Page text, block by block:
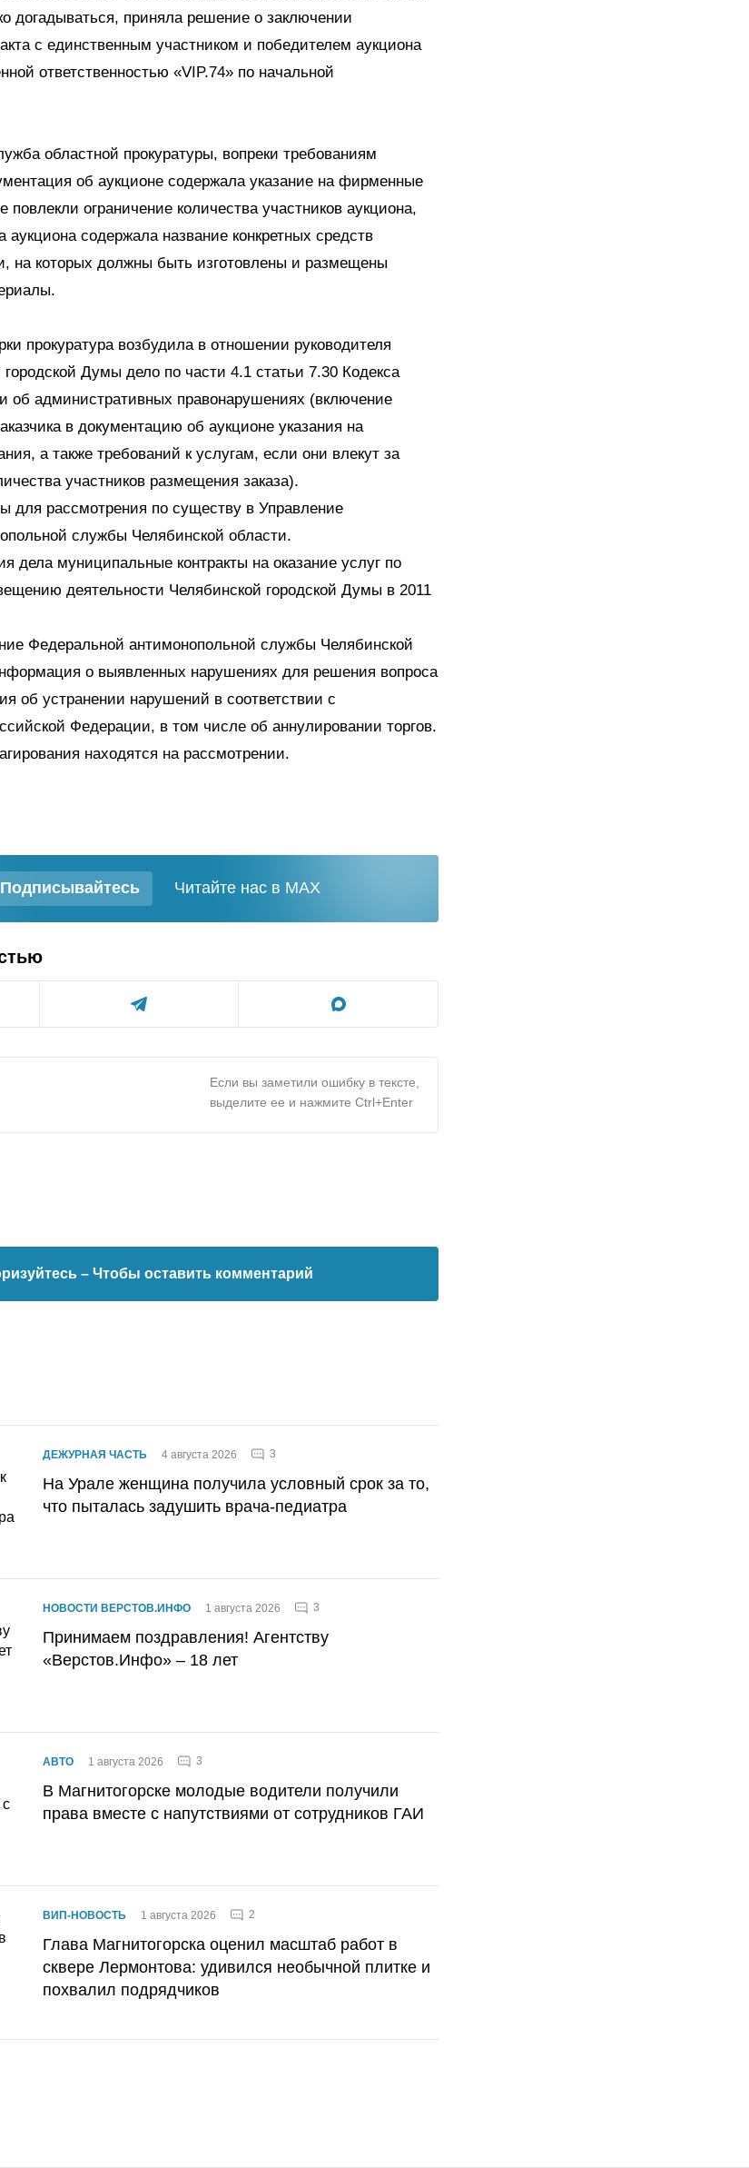
догадываться, приняла решение о заключении
с единственным участником и победителем аукциона
ответственностью «VIP.74» по начальной
областной прокуратуры, вопреки требованиям
об аукционе содержала указание на фирменные
повлекли ограничение количества участников аукциона,
аукциона содержала название конкретных средств
на которых должны быть изготовлены и размещены
прокуратура возбудила в отношении руководителя
Думы дело по части 4.1 статьи 7.30 Кодекса
об административных правонарушениях (включение
в документацию об аукционе указания на
а также требований к услугам, если они влекут за
участников размещения заказа).
для рассмотрения по существу в Управление
службы Челябинской области.
дела муниципальные контракты на оказание услуг по
деятельности Челябинской городской Думы в 2011
Федеральной антимонопольной службы Челябинской
о выявленных нарушениях для решения вопроса
об устранении нарушений в соответствии с
Федерации, в том числе об аннулировании торгов.
находятся на рассмотрении.
Подписывайтесь Читайте нас в MAX
Если вы заметили ошибку в тексте,
выделите ее и нажмите Ctrl+Enter
– Чтобы оставить комментарий
ДЕЖУРНАЯ ЧАСТЬ 4 августа 2026 3
На Урале женщина получила условный срок за то,
что пыталась задушить врача-педиатра
НОВОСТИ ВЕРСТОВ.ИНФО 1 августа 2026 3
Принимаем поздравления! Агентству
«Верстов.Инфо» – 18 лет
АВТО 1 августа 2026 3
В Магнитогорске молодые водители получили
права вместе с напутствиями от сотрудников ГАИ
ВИП-НОВОСТЬ 1 августа 2026 2
Глава Магнитогорска оценил масштаб работ в
сквере Лермонтова: удивился необычной плитке и
похвалил подрядчиков